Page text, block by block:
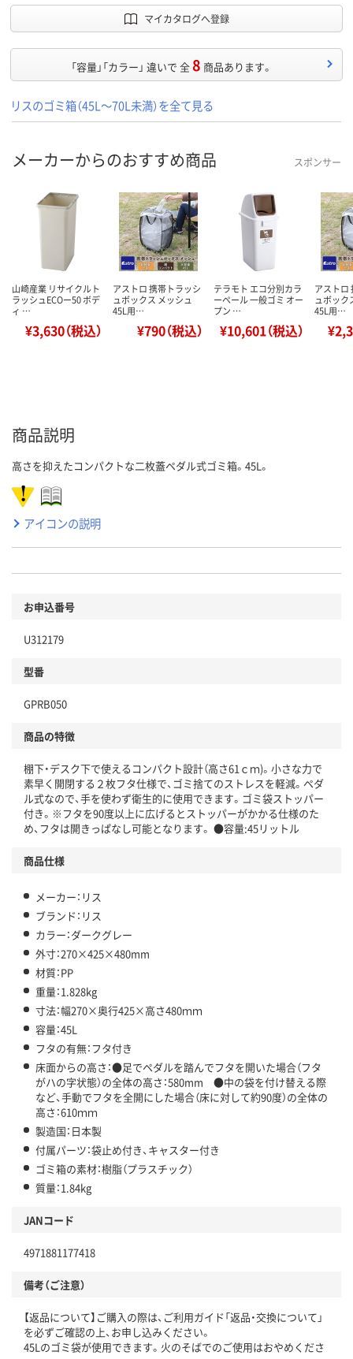
マイカタログへ登録
「容量」「カラー」 違いで 全8 商品あります。
リスのゴミ箱（45L～70L未満）を全て見る
メーカーからのおすすめ商品 スポンサー
山崎産業 リサイクルト
ラッシュECOー50 ボデ
ィ …
¥3,630（税込）
アストロ 携帯トラッシ
ュボックス メッシュ
45L用…
¥790（税込）
テラモト エコ分別カラ
ーペール 一般ゴミ オー
プン …
¥10,601（税込）
アストロ
ュボック
45L用…
商品説明
高さを抑えたコンパクトな二枚蓋ペダル式ゴミ箱。45L。
アイコンの説明
お申込番号
U312179
型番
GPRB050
商品の特徴
棚下・デスク下で使えるコンパクト設計（高さ61ｃｍ)。小さな力で
素早く開閉する２枚フタ仕様で、ゴミ捨てのストレスを軽減。ペダ
ル式なので、手を使わず衛生的に使用できます。ゴミ袋ストッパー
付き。※フタを90度以上に広げるとストッパーがかかる仕様のた
め、フタは開きっぱなし可能となります。 ●容量:45リットル
商品仕様
メーカー：リス
ブランド：リス
カラー：ダークグレー
外寸：270×425×480mm
材質：PP
重量：1.828kg
寸法：幅270×奥行425×高さ480ｍｍ
容量：45L
フタの有無：フタ付き
床面からの高さ：●足でペダルを踏んでフタを開いた場合（フタ
がハの字状態）の全体の高さ：580mm ●中の袋を付け替える際
など、手動でフタを全開にした場合（床に対して約90度）の全体の
高さ：610ｍｍ
製造国：日本製
付属パーツ：袋止め付き、キャスター付き
ゴミ箱の素材：樹脂（プラスチック）
質量：1.84kg
JANコード
4971881177418
備考（ご注意）
【返品について】ご購入の際は、ご利用ガイド「返品・交換について」
を必ずご確認の上、お申し込みください。
45Lのゴミ袋が使用できます。火のそばでのご使用はおやめくださ